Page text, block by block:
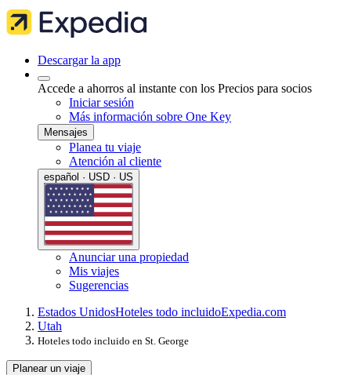
Descargar la app
Accede a ahorros al instante con los Precios para socios
Iniciar sesión
Más información sobre One Key
Mensajes
Planea tu viaje
Atención al cliente
español · USD · US
Anunciar una propiedad
Mis viajes
Sugerencias
Estados UnidosHoteles todo incluidoExpedia.com
Utah
Hoteles todo incluido en St. George
Planear un viaje